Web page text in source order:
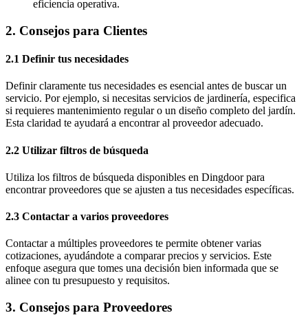
eficiencia operativa.
2. Consejos para Clientes
2.1 Definir tus necesidades
Definir claramente tus necesidades es esencial antes de buscar un
servicio. Por ejemplo, si necesitas servicios de jardinería, especifica
si requieres mantenimiento regular o un diseño completo del jardín.
Esta claridad te ayudará a encontrar al proveedor adecuado.
2.2 Utilizar filtros de búsqueda
Utiliza los filtros de búsqueda disponibles en Dingdoor para
encontrar proveedores que se ajusten a tus necesidades específicas.
2.3 Contactar a varios proveedores
Contactar a múltiples proveedores te permite obtener varias
cotizaciones, ayudándote a comparar precios y servicios. Este
enfoque asegura que tomes una decisión bien informada que se
alinee con tu presupuesto y requisitos.
3. Consejos para Proveedores